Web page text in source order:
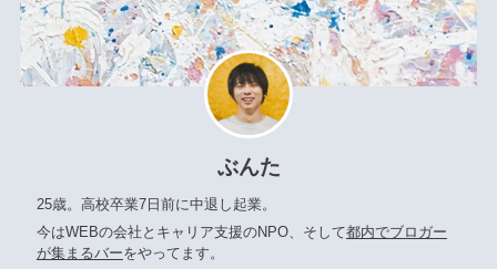
ぶんた
25歳。高校卒業7日前に中退し起業。
今はWEBの会社とキャリア支援のNPO、そして都内でブロガー
が集まるバーをやってます。